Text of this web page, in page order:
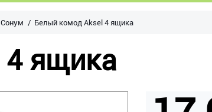
Белый комод Aksel 4 ящика
ящика